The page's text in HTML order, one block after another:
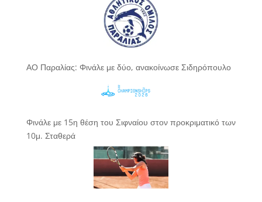
ΑΟ Παραλίας: Φινάλε με δύο, ανακοίνωσε Σιδηρόπουλο
Φινάλε με 15η θέση του Σιφναίου στον προκριματικό των
10μ. Σταθερά